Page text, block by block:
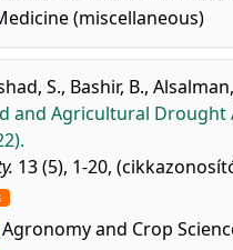
(miscellaneous)
S., Bashir, B.,
and Agricultural Drought
13 (5), 1-20,
Agronomy and Crop